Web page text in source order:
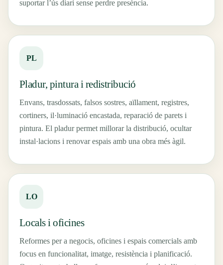
suportar l’ús diari sense perdre presència.
PL
Pladur, pintura i redistribució
Envans, trasdossats, falsos sostres, aïllament, registres,
cortiners, il·luminació encastada, reparació de parets i
pintura. El pladur permet millorar la distribució, ocultar
instal·lacions i renovar espais amb una obra més àgil.
LO
Locals i oficines
Reformes per a negocis, oficines i espais comercials amb
focus en funcionalitat, imatge, resistència i planificació.